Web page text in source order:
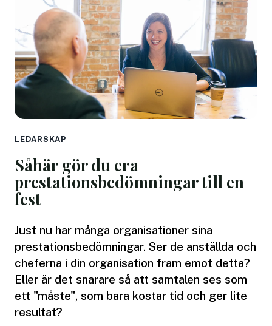
LEDARSKAP
Såhär gör du era
prestationsbedömningar till en
fest
Just nu har många organisationer sina
prestationsbedömningar. Ser de anställda och
cheferna i din organisation fram emot detta?
Eller är det snarare så att samtalen ses som
ett "måste", som bara kostar tid och ger lite
resultat?